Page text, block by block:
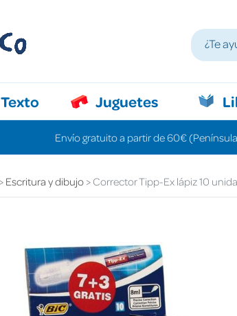
Texto Juguetes
Envío gratuito a partir de 60€
Escritura y dibujo Corrector Tipp-Ex lápiz 10